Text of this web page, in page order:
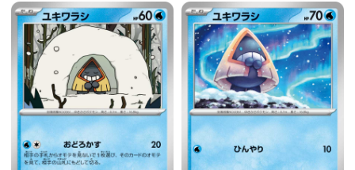
ミラー仕様のカード 0件選択中